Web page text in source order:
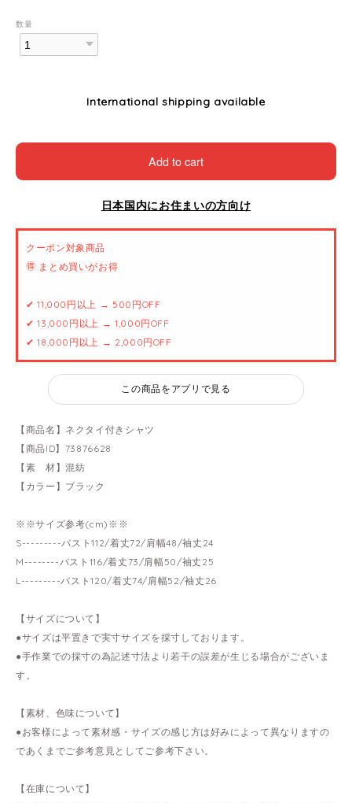
数量
International shipping available
Add to cart
日本国内にお住まいの方向け
クーポン対象商品
🉐 まとめ買いがお得
✔ 11,000円以上 → 500円OFF
✔ 13,000円以上 → 1,000円OFF
✔ 18,000円以上 → 2,000円OFF
この商品をアプリで見る
【商品名】ネクタイ付きシャツ
【商品ID】73876628
【素 材】混紡
【カラー】ブラック
※※サイズ参考(cm)※※
S---------バスト112/着丈72/肩幅48/袖丈24
M--------バスト116/着丈73/肩幅50/袖丈25
L---------バスト120/着丈74/肩幅52/袖丈26
【サイズについて】
●サイズは平置きで実寸サイズを採寸しております。
●手作業での採寸の為記述寸法より若干の誤差が生じる場合がございま
す。
【素材、色味について】
●お客様によって素材感・サイズの感じ方は好みによって異なりますの
であくまでご参考意見としてご参考下さい。
【在庫について】